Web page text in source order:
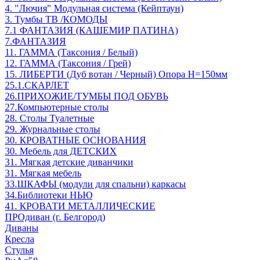
4. "Лючия" Модульная система (Кейптаун)
3. Тумбы ТВ /КОМОДЫ
7.1 ФАНТАЗИЯ (КАШЕМИР ПАТИНА)
7.ФАНТАЗИЯ
11. ГАММА (Таксония / Белый)
12. ГАММА (Таксония / Грей)
15. ЛИБЕРТИ (Дуб вотан / Черный) Опора Н=150мм
25.1.СКАРЛЕТ
26.ПРИХОЖИЕ/ТУМБЫ ПОД ОБУВЬ
27.Компьютерные столы
28. Столы Туалетные
29. Журнальные столы
30. КРОВАТНЫЕ ОСНОВАНИЯ
30. Мебель для ДЕТСКИХ
31. Мягкая детские диванчики
31. Мягкая мебель
33.ШКАФЫ (модули для спальни) каркасы
34.Библиотеки НЬЮ
41. КРОВАТИ МЕТАЛЛИЧЕСКИЕ
ПРОдиван (г. Белгород)
Диваны
Кресла
Стулья